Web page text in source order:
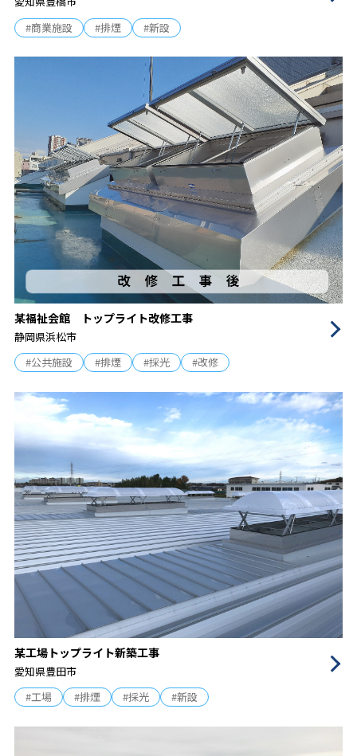
#商業施設
#排煙 #新設
某福祉会館 トップライト改修工事
静岡県浜松市
#公共施設
#排煙 #採光 #改修
某工場トップライト新築工事
愛知県豊田市
#工場
#排煙 #採光 #新設